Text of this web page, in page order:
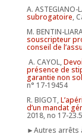
A. ASTEGIANO-
subrogatoire,
M. BENTIN-
souscripteur
conseil de
A. CAYOL,
présence de
garantie non
n° 17-19454
R. BIGOT,
d’un mandat
2018, no 17-
►Autres arrêts